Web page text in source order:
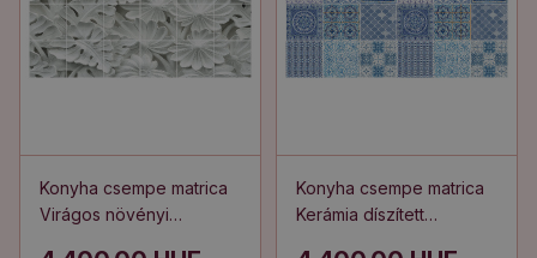
Konyha csempe matrica
Virágos növényi
Konyha csempe matrica
Kerámia díszített